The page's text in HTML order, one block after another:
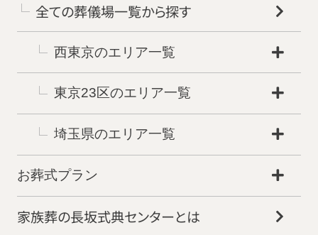
全ての葬儀場一覧から探す
西東京のエリア一覧
東京23区のエリア一覧
埼玉県のエリア一覧
お葬式プラン
家族葬の長坂式典センターとは